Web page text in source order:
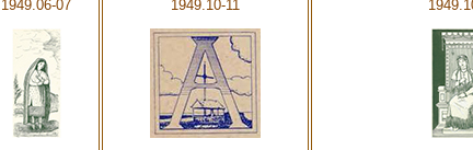
1949.06-07 1949.10-11